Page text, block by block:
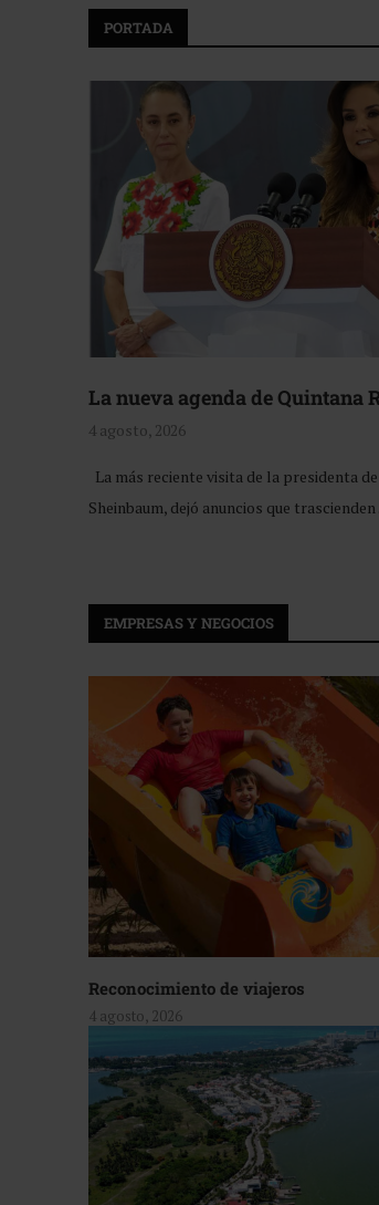
PORTADA
La nueva agenda de Quintana
4 agosto, 2026
La más reciente visita de la presidenta
Sheinbaum, dejó anuncios que
EMPRESAS Y NEGOCIOS
Reconocimiento de viajeros
4 agosto, 2026